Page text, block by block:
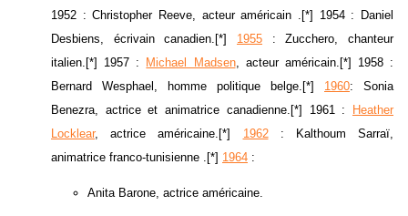
1952 : Christopher Reeve, acteur américain .[*] 1954 : Daniel
Desbiens, écrivain canadien.[*] 1955 : Zucchero, chanteur
italien.[*] 1957 :
Michael Madsen, acteur américain.[*] 1958 :
Bernard Wesphael, homme politique belge.[*] 1960: Sonia
Benezra, actrice et animatrice canadienne.[*] 1961 :
Heather
Locklear, actrice américaine.[*] 1962: Kalthoum Sarraï,
animatrice franco-tunisienne .[*] 1964 :
Anita Barone, actrice américaine.